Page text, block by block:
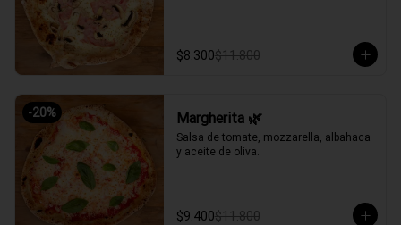
$8.300$11.800
-20% Margherita 🌿
Salsa de tomate, mozzarella, albahaca
y aceite de oliva.
$9.400$11.800